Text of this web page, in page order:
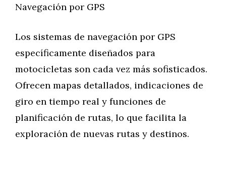
Navegación por GPS
Los sistemas de navegación por GPS
específicamente diseñados para
motocicletas son cada vez más sofisticados.
Ofrecen mapas detallados, indicaciones de
giro en tiempo real y funciones de
planificación de rutas, lo que facilita la
exploración de nuevas rutas y destinos.